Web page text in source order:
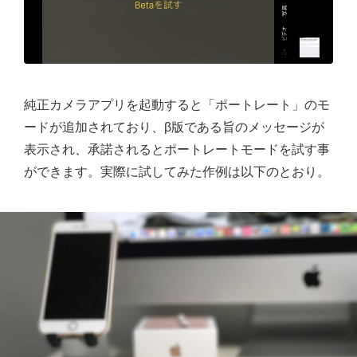
純正カメラアプリを起動すると「ポートレート」のモ
ードが追加されており、β版である旨のメッセージが
表示され、承諾されるとポートレートモードを試す事
ができます。実際に試してみた作例は以下のとおり。